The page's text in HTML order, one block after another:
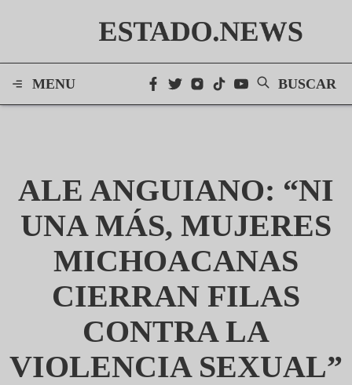
ESTADO.NEWS
MENU BUSCAR
ALE ANGUIANO: “NI
UNA MÁS, MUJERES
MICHOACANAS
CIERRAN FILAS
CONTRA LA
VIOLENCIA SEXUAL”